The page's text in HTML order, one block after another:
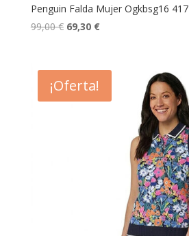
Penguin Falda Mujer Ogkbsg16 417
99,00€ El
era:
99,00 €.
69,30 €El
es:
¡Oferta!